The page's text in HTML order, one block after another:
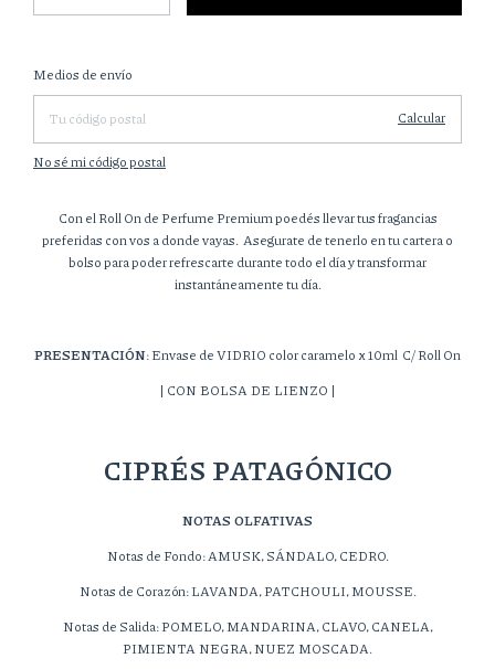
Entregas para el CP:
Medios de envío
Calcular
No sé mi código postal
Con el Roll On de Perfume Premium poedés llevar tus fragancias
preferidas con vos a donde vayas. Asegurate de tenerlo en tu cartera o
bolso para poder refrescarte durante todo el día y transformar
instantáneamente tu día.
PRESENTACIÓN: Envase de VIDRIO color caramelo x 10ml C/ Roll On
| CON BOLSA DE LIENZO |
CIPRÉS PATAGÓNICO
NOTAS OLFATIVAS
Notas de Fondo: AMUSK, SÁNDALO, CEDRO.
Notas de Corazón: LAVANDA, PATCHOULI, MOUSSE.
Notas de Salida: POMELO, MANDARINA, CLAVO, CANELA,
PIMIENTA NEGRA, NUEZ MOSCADA.